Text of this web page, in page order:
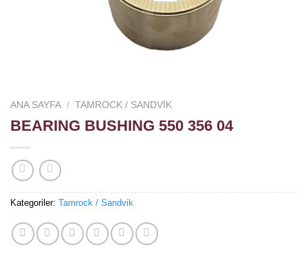
ANA SAYFA / TAMROCK / SANDVIK
BEARING BUSHING 550 356 04
Kategoriler: Tamrock / Sandvik